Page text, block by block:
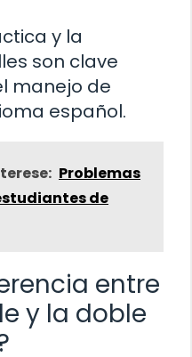
y la
son clave
manejo de
español.
Problemas
de
entre
y la doble